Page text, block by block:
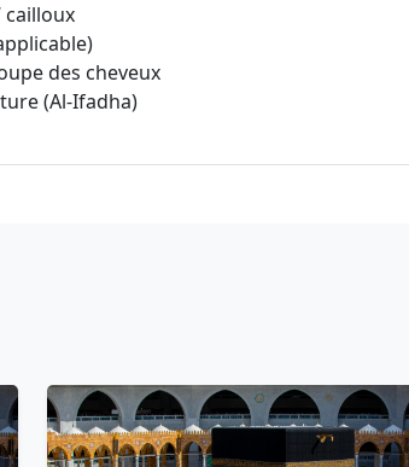
cailloux
des cheveux
(Al-Ifadha)